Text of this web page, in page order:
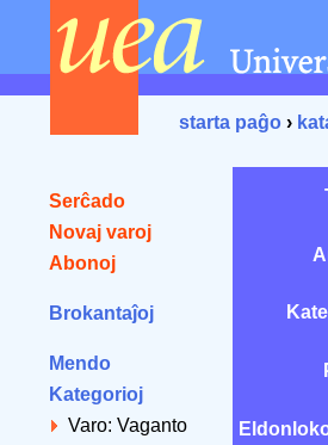
starta paĝo ›
Serĉado
Novaj varoj
Abonoj
Brokantaĵoj
Mendo
Kategorioj
Varo: Vaganto